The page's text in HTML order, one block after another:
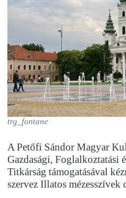
trg_fontane
A Petőfi Sándor Magyar
Gazdasági, Foglalkoztatási
Titkárság támogatásával
szervez Illatos mézesszívek